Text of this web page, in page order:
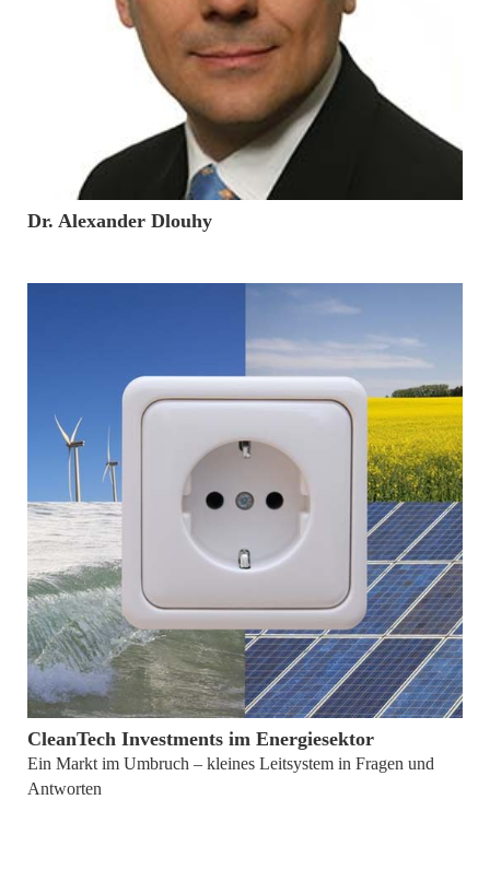
27. März 2017
Dr. Alexander Dlouhy
15. März 2011
CleanTech Investments im Energiesektor
Ein Markt im Umbruch – kleines Leitsystem in Fragen und
Antworten